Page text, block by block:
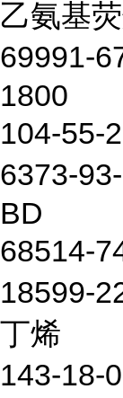
乙氨基
69991-
1800
104-55-
6373-
BD
68514-
18599-
丁烯
143-18-